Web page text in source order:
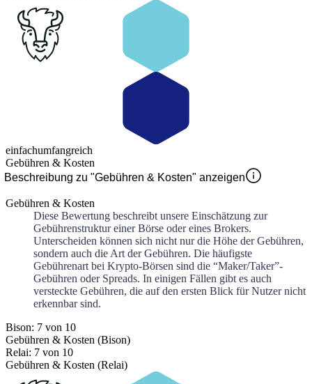
einfachumfangreich
Gebühren & Kosten
Beschreibung zu "Gebühren & Kosten" anzeigen
Gebühren & Kosten
Diese Bewertung beschreibt unsere Einschätzung zur
Gebührenstruktur einer Börse oder eines Brokers.
Unterscheiden können sich nicht nur die Höhe der Gebühren,
sondern auch die Art der Gebühren. Die häufigste
Gebührenart bei Krypto-Börsen sind die “Maker/Taker”-
Gebühren oder Spreads. In einigen Fällen gibt es auch
versteckte Gebühren, die auf den ersten Blick für Nutzer nicht
erkennbar sind.
Bison: 7 von 10
Gebühren & Kosten (Bison)
Relai: 7 von 10
Gebühren & Kosten (Relai)